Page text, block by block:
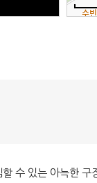
수 있는 아늑한 구